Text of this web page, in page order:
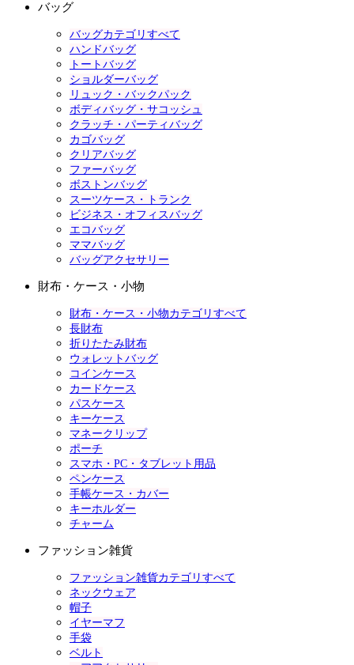
バッグ
バッグカテゴリすべて
ハンドバッグ
トートバッグ
ショルダーバッグ
リュック・バックパック
ボディバッグ・サコッシュ
クラッチ・パーティバッグ
カゴバッグ
クリアバッグ
ファーバッグ
ボストンバッグ
スーツケース・トランク
ビジネス・オフィスバッグ
エコバッグ
ママバッグ
バッグアクセサリー
財布・ケース・小物
財布・ケース・小物カテゴリすべて
長財布
折りたたみ財布
ウォレットバッグ
コインケース
カードケース
パスケース
キーケース
マネークリップ
ポーチ
スマホ・PC・タブレット用品
ペンケース
手帳ケース・カバー
キーホルダー
チャーム
ファッション雑貨
ファッション雑貨カテゴリすべて
ネックウェア
帽子
イヤーマフ
手袋
ベルト